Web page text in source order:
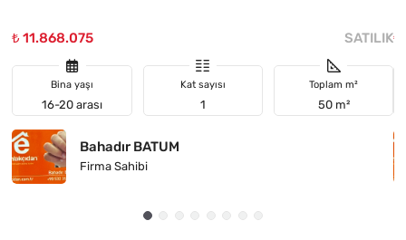
₺ 11.868.075 SATILIK
Bina yaşı
16-20 arası
Kat sayısı
1
Toplam m²
50 m²
Bahadır BATUM
Firma Sahibi
₺